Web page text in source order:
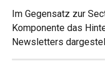
Im Gegensatz zur
Komponente das
Newsletters